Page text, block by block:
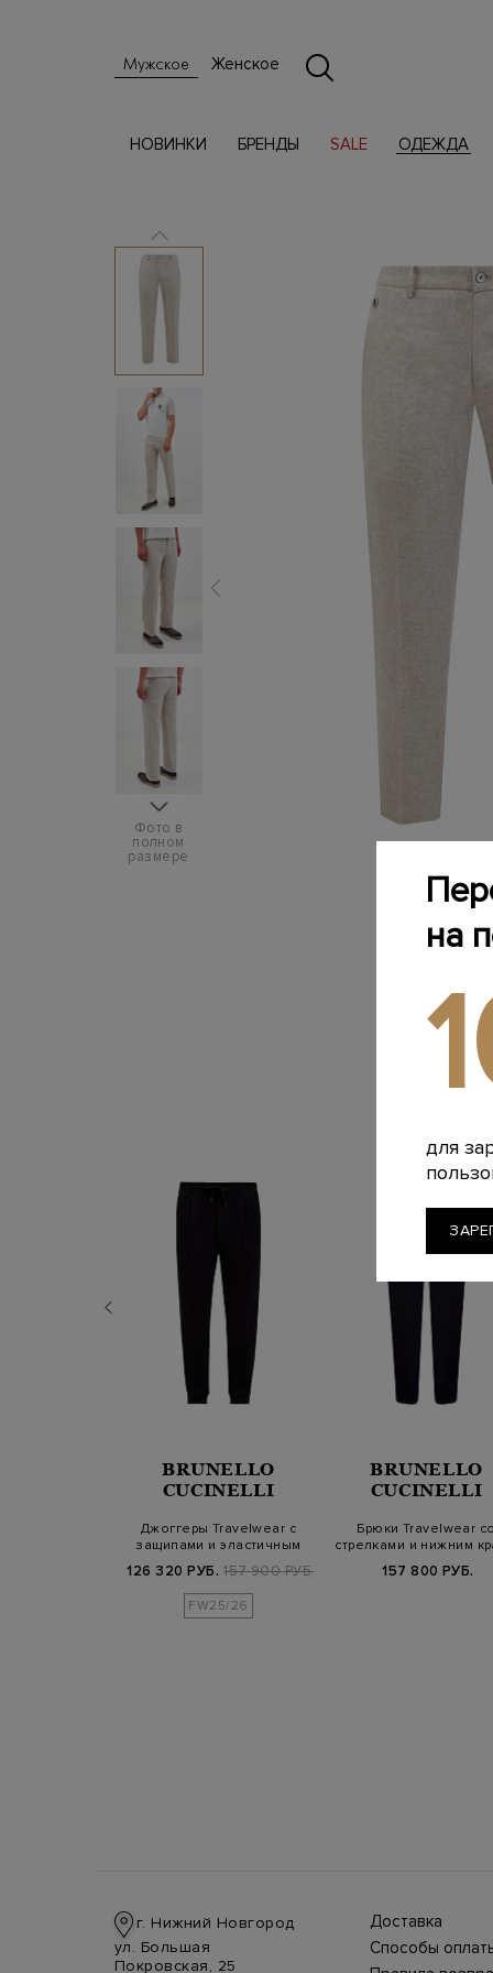
Мужское Женское
НОВИНКИ БРЕНДЫ SALE ОДЕЖДА
Фото в
полном
размере
BRUNELLO
CUCINELLI
Джоггеры Travelwear с
защипами и эластичным
126 320 РУБ. 157 900 РУБ.
FW25/26
BRUNELLO
CUCINELLI
Брюки Travelwear со
стрелками и нижним
157 800 РУБ.
г. Нижний Новгород
ул. Большая
Покровская, 25
Доставка
производится
курьерской
Способы
на
для